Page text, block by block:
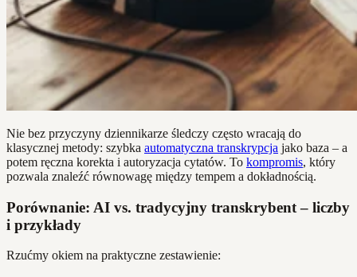
Nie bez przyczyny dziennikarze śledczy często wracają do
klasycznej metody: szybka automatyczna transkrypcja jako baza – a
potem ręczna korekta i autoryzacja cytatów. To kompromis, który
pozwala znaleźć równowagę między tempem a dokładnością.
Porównanie: AI vs. tradycyjny transkrybent – liczby
i przykłady
Rzućmy okiem na praktyczne zestawienie: